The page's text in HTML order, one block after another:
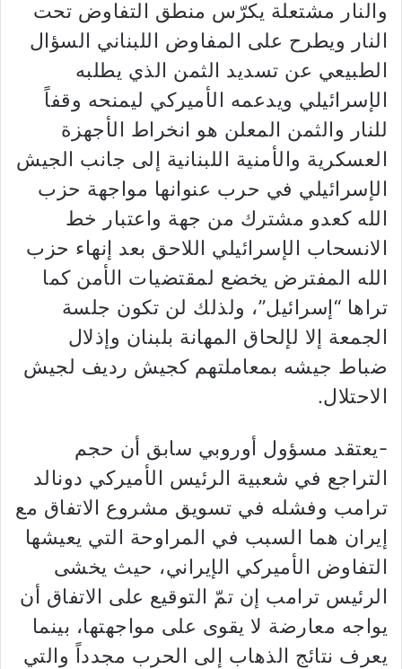
والنار مشتعلة يكرّس منطق التفاوض تحت
النار ويطرح على المفاوض اللبناني السؤال
الطبيعي عن تسديد الثمن الذي يطلبه
الإسرائيلي ويدعمه الأميركي ليمنحه وقفاً
للنار والثمن المعلن هو انخراط الأجهزة
العسكرية والأمنية اللبنانية إلى جانب الجيش
الإسرائيلي في حرب عنوانها مواجهة حزب
الله كعدو مشترك من جهة واعتبار خط
الانسحاب الإسرائيلي اللاحق بعد إنهاء حزب
الله المفترض يخضع لمقتضيات الأمن كما
تراها “إسرائيل”، ولذلك لن تكون جلسة
الجمعة إلا لإلحاق المهانة بلبنان وإذلال
ضباط جيشه بمعاملتهم كجيش رديف لجيش
الاحتلال.
-يعتقد مسؤول أوروبي سابق أن حجم
التراجع في شعبية الرئيس الأميركي دونالد
ترامب وفشله في تسويق مشروع الاتفاق مع
إيران هما السبب في المراوحة التي يعيشها
التفاوض الأميركي الإيراني، حيث يخشى
الرئيس ترامب إن تمّ التوقيع على الاتفاق أن
يواجه معارضة لا يقوى على مواجهتها، بينما
يعرف نتائج الذهاب إلى الحرب مجدداً والتي